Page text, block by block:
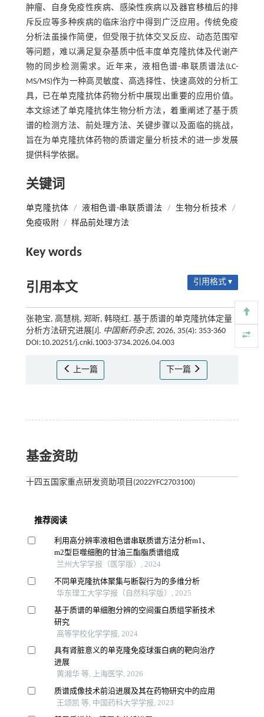
肿瘤、自身免疫性疾病、感染性疾病以及器官移植后的排
斥反应等多种疾病的临床治疗中得到广泛应用。传统免疫
分析法虽操作简便，但受限于抗体交叉反应、动态范围窄
等问题，难以满足复杂基质中低丰度单克隆抗体及代谢产
物的同步检测需求。近年来，液相色谱-串联质谱法(LC-
MS/MS)作为一种高灵敏度、高选择性、快速高效的分析工
具，已在单克隆抗体药物分析中展现出重要的应用价值。
本文综述了单克隆抗体生物分析方法，着重阐述了基于质
谱的检测方法、前处理方法、关键步骤以及面临的挑战，
旨在为单克隆抗体药物的质谱定量分析技术的进一步发展
提供科学依据。
关键词
单克隆抗体 / 液相色谱-串联质谱法 / 生物分析技术
/
免疫吸附 / 样品前处理方法
Key words
引用本文 引用格式 ▾
张艳宝, 高慧桃, 郑昕, 韩晓红. 基于质谱的单克隆抗体定量
分析方法研究进展[J]. 中国新药杂志, 2026, 35(4): 353-360
DOI:10.20251/j.cnki.1003-3734.2026.04.003
上一篇 下一篇
基金资助
十四五国家重点研发资助项目(2022YFC2703100)